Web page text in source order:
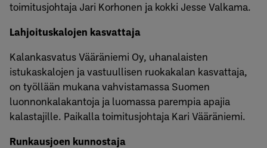
toimitusjohtaja Jari Korhonen ja kokki Jesse Valkama.
Lahjoituskalojen kasvattaja
Kalankasvatus Vääräniemi Oy, uhanalaisten
istukaskalojen ja vastuullisen ruokakalan kasvattaja,
on työllään mukana vahvistamassa Suomen
luonnonkalakantoja ja luomassa parempia apajia
kalastajille. Paikalla toimitusjohtaja Kari Vääräniemi.
Runkausjoen kunnostaja